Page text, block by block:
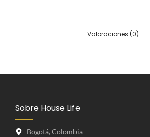
Valoraciones (0)
Sobre House Life
Bogotá, Colombia